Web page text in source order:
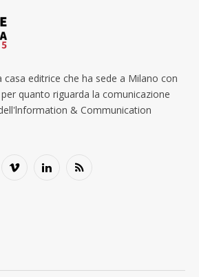
casa editrice che ha sede a Milano con
quanto riguarda la comunicazione
& Communication
Vimeo LinkedInRSS